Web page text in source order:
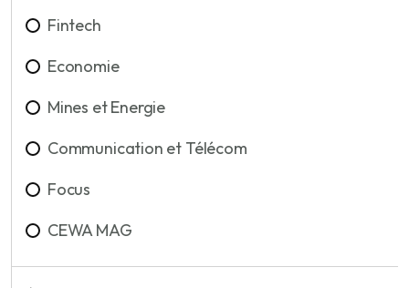
Fintech
Economie
Mines et Energie
Communication et Télécom
Focus
CEWA MAG